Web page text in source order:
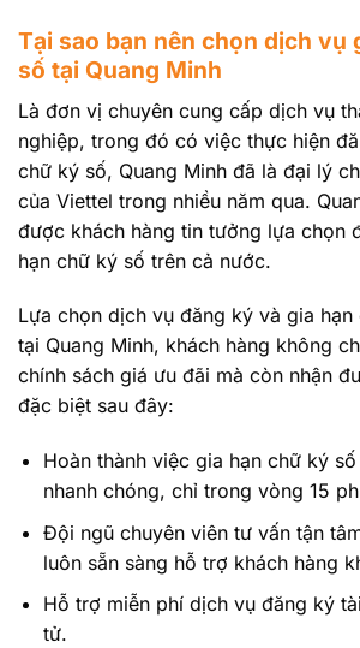
Tại sao bạn nên chọn dịch vụ
số tại Quang Minh
Là đơn vị chuyên cung cấp dịch vụ
nghiệp, trong đó có việc thực hiện
chữ ký số, Quang Minh đã là đại lý
của Viettel trong nhiều năm qua.
được khách hàng tin tưởng lựa chọn
hạn chữ ký số trên cả nước.
Lựa chọn dịch vụ đăng ký và gia
tại Quang Minh, khách hàng không
chính sách giá ưu đãi mà còn nhận
đặc biệt sau đây:
Hoàn thành việc gia hạn chữ ký
nhanh chóng, chỉ trong vòng 15
Đội ngũ chuyên viên tư vấn tận
luôn sẵn sàng hỗ trợ khách hàng
Hỗ trợ miễn phí dịch vụ đăng ký
tử.